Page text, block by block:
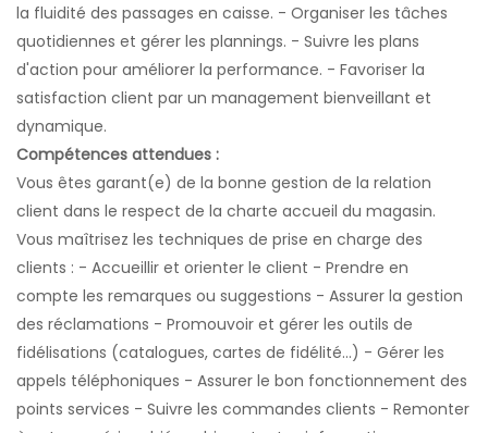
la fluidité des passages en caisse. - Organiser les tâches
quotidiennes et gérer les plannings. - Suivre les plans
d'action pour améliorer la performance. - Favoriser la
satisfaction client par un management bienveillant et
dynamique.
Compétences attendues :
Vous êtes garant(e) de la bonne gestion de la relation
client dans le respect de la charte accueil du magasin.
Vous maîtrisez les techniques de prise en charge des
clients : - Accueillir et orienter le client - Prendre en
compte les remarques ou suggestions - Assurer la gestion
des réclamations - Promouvoir et gérer les outils de
fidélisations (catalogues, cartes de fidélité...) - Gérer les
appels téléphoniques - Assurer le bon fonctionnement des
points services - Suivre les commandes clients - Remonter